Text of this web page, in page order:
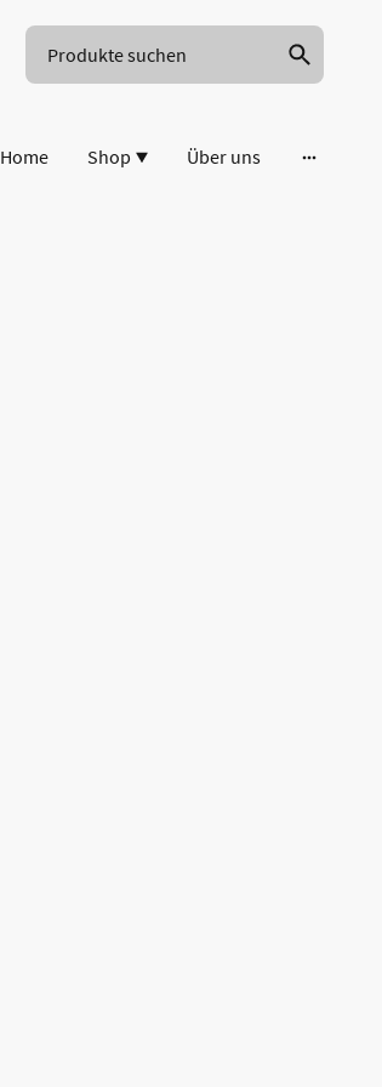
Home Shop Über uns